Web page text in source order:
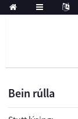
Bein rúlla